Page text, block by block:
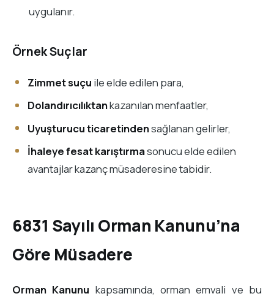
uygulanır.
Örnek Suçlar
Zimmet suçu ile elde edilen para,
Dolandırıcılıktankazanılan menfaatler,
Uyuşturucu ticaretindensağlanan gelirler,
İhaleye fesat karıştırmasonucu elde edilen
avantajlar kazanç müsaderesine tabidir.
6831 Sayılı Orman Kanunu’na
Göre Müsadere
Orman Kanunu kapsamında, orman emvali ve bu